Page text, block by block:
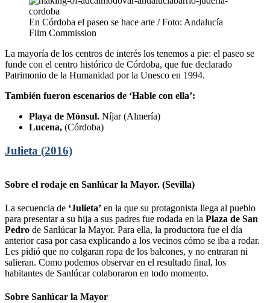
En Córdoba el paseo se hace arte / Foto: Andalucía
Film Commission
La mayoría de los centros de interés los tenemos a pie: el paseo se
funde con el centro histórico de Córdoba, que fue declarado
Patrimonio de la Humanidad por la Unesco en 1994.
También fueron escenarios de ‘Hable con ella’:
Playa de Mónsul. Níjar (Almería)
Lucena, (Córdoba)
Julieta (2016)
Sobre el rodaje en Sanlúcar la Mayor. (Sevilla)
La secuencia de ‘Julieta’ en la que su protagonista llega al pueblo
para presentar a su hija a sus padres fue rodada en la Plaza de San
Pedro de Sanlúcar la Mayor. Para ella, la productora fue el día
anterior casa por casa explicando a los vecinos cómo se iba a rodar.
Les pidió que no colgaran ropa de los balcones, y no entraran ni
salieran. Como podemos observar en el resultado final, los
habitantes de Sanlúcar colaboraron en todo momento.
Sobre Sanlúcar la Mayor